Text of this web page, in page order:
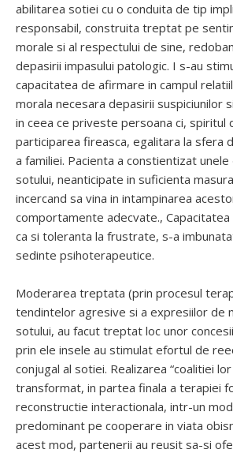
abilitarea sotiei cu o conduita de tip
responsabil, construita treptat pe
morale si al respectului de sine,
depasirii impasului patologic. I s-au
capacitatea de afirmare in campul
morala necesara depasirii suspiciunilor
in ceea ce priveste persoana ci, spiritul
participarea fireasca, egalitara la sfera
a familiei. Pacienta a constientizat
sotului, neanticipate in suficienta
incercand sa vina in intampinarea
comportamente adecvate.,
ca si toleranta la frustrate, s-a
sedinte psihoterapeutice.
Moderarea treptata (prin procesul
tendintelor agresive si a expresiilor de
sotului, au facut treptat loc unor
prin ele insele au stimulat efortul de
conjugal al sotiei. Realizarea “coalitiei
transformat, in partea finala a terapiei
reconstructie interactionala, intr-un
predominant pe cooperare in viata
acest mod, partenerii au reusit sa-si